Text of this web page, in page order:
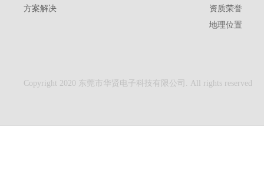
方案解决
资质荣誉
地理位置
Copyright 2020 东莞市华贤电子科技有限公司. All rights reserved